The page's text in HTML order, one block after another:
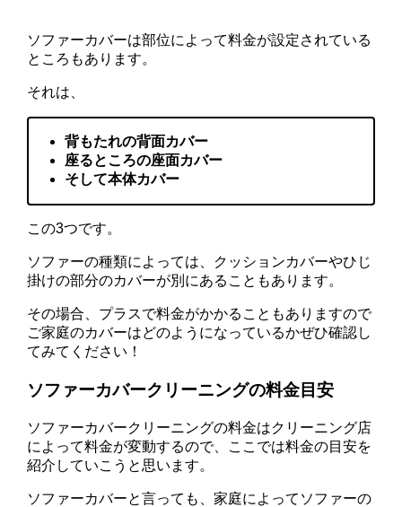
ソファーカバーは部位によって料金が設定されている
ところもあります。
それは、
背もたれの背面カバー
座るところの座面カバー
そして本体カバー
この3つです。
ソファーの種類によっては、クッションカバーやひじ
掛けの部分のカバーが別にあることもあります。
その場合、プラスで料金がかかることもありますので
ご家庭のカバーはどのようになっているかぜひ確認し
てみてください！
ソファーカバークリーニングの料金目安
ソファーカバークリーニングの料金はクリーニング店
によって料金が変動するので、ここでは料金の目安を
紹介していこうと思います。
ソファーカバーと言っても、家庭によってソファーの